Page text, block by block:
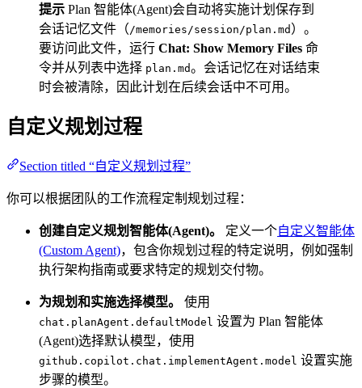
提示 Plan 智能体(Agent)会自动将实施计划保存到
会话记忆文件（ /memories/session/plan.md ）。
要访问此文件，运行 Chat: Show Memory Files 命
令并从列表中选择 plan.md。会话记忆在对话结束
时会被清除，因此计划在后续会话中不可用。
自定义规划过程
Section titled “自定义规划过程”
你可以根据团队的工作流程定制规划过程：
创建自定义规划智能体(Agent)。 定义一个自定义智能体
(Custom Agent)，包含你规划过程的特定说明，例如强制
执行架构指南或要求特定的规划交付物。
为规划和实施选择模型。 使用
chat.planAgent.defaultModel 设置为 Plan 智能体
(Agent)选择默认模型，使用
github.copilot.chat.implementAgent.model 设置实施
步骤的模型。